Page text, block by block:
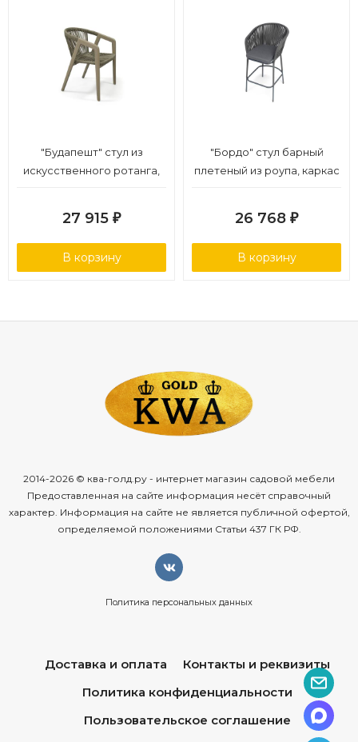
"Будапешт" стул из
искусственного ротанга,
27 915 ₽
В корзину
"Бордо" стул барный
плетеный из роупа, каркас
15мм, ткань темно-серая
027 NEW
26 768 ₽
В корзину
2014-2026 © ква-голд.ру - интернет магазин садовой мебели
Предоставленная на сайте информация несёт справочный
характер. Информация на сайте не является публичной офертой,
определяемой положениями Статьи 437 ГК РФ.
Политика персональных данных
Доставка и оплата
Контакты и реквизиты
Политика конфиденциальности
Пользовательское соглашение